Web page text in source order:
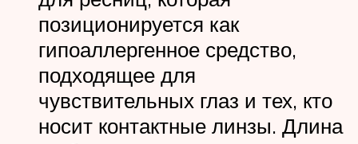
позиционируется как
гипоаллергенное средство,
подходящее для
чувствительных глаз и тех, кто
носит контактные линзы. Длина